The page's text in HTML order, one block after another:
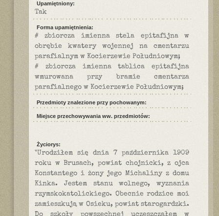
Upamiętniony:
Tak
Forma upamiętnienia:
# zbiorcza imienna stela epitafijna w
obrębie kwatery wojennej na cmentarzu
parafialnym w Kocierzewie Południowym;
# zbiorcza imienna tablica epitafijna
wmurowana przy bramie cmentarza
parafialnego w Kocierzewie Południowym;
Przedmioty znalezione przy pochowanym:
Miejsce przechowywania ww. przedmiotów:
Życiorys:
"Urodziłem się dnia 7 października 1909
roku w Brusach, powiat chojnicki, z ojca
Konstantego i żony jego Michaliny z domu
Kinka. Jestem stanu wolnego, wyznania
rzymskokatolickiego. Obecnie rodzice moi
zamieszkują w Osieku, powiat starogardzki.
Do szkoły powszechnej uczęszczałem w